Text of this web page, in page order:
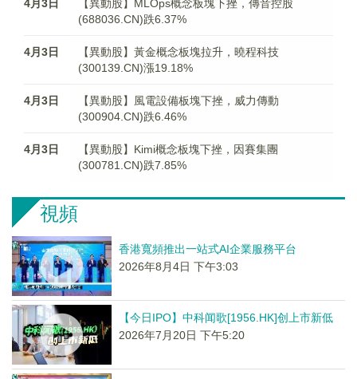
4月3日
【異動股】MLOps概念板塊下挫，傳音控股
(688036.CN)跌6.37%
4月3日
【異動股】黃金概念板塊拉升，曉程科技
(300139.CN)漲19.18%
4月3日
【異動股】風電設備板塊下挫，威力傳動
(300904.CN)跌6.46%
4月3日
【異動股】Kimi概念板塊下挫，因賽集團
(300781.CN)跌7.85%
視頻
香港寬頻推出一站式AI企業服務平台
2026年8月4日 下午3:03
【今日IPO】中科闻歌[1956.HK]创上市新低
2026年7月20日 下午5:20